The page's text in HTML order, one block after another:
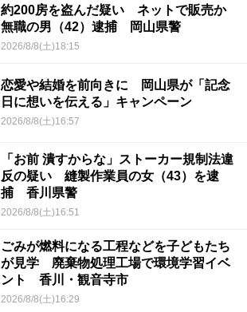
約200房を盗んだ疑い ネットで販売か
無職の男（42）逮捕 岡山県警
2026/8/8(土)18:15
恋愛や結婚を前向きに 岡山県が「記念
日に想いを伝える」キャンペーン
2026/8/8(土)16:57
「お前 潰すからな」ストーカー規制法違
反の疑い 縫製作業員の女（43）を逮
捕 香川県警
2026/8/8(土)16:51
ごみが燃料になる工程などを子どもたち
が見学 廃棄物処理工場で環境学習イベ
ント 香川・観音寺市
2026/8/8(土)16:29